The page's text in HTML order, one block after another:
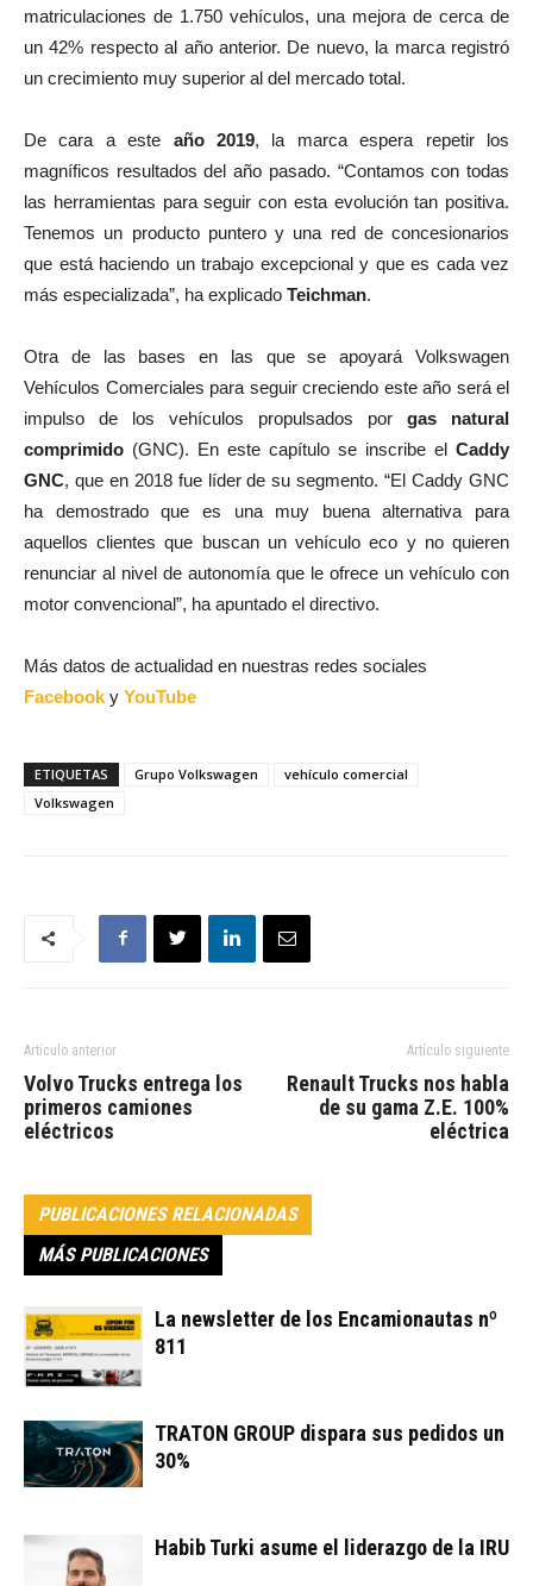
matriculaciones de 1.750 vehículos, una mejora de cerca de
un 42% respecto al año anterior. De nuevo, la marca registró
un crecimiento muy superior al del mercado total.
De cara a este año 2019, la marca espera repetir los
magníficos resultados del año pasado. “Contamos con todas
las herramientas para seguir con esta evolución tan positiva.
Tenemos un producto puntero y una red de concesionarios
que está haciendo un trabajo excepcional y que es cada vez
más especializada”, ha explicado Teichman.
Otra de las bases en las que se apoyará Volkswagen
Vehículos Comerciales para seguir creciendo este año será el
impulso de los vehículos propulsados por gas natural
comprimido (GNC). En este capítulo se inscribe el Caddy
GNC, que en 2018 fue líder de su segmento. “El Caddy GNC
ha demostrado que es una muy buena alternativa para
aquellos clientes que buscan un vehículo eco y no quieren
renunciar al nivel de autonomía que le ofrece un vehículo con
motor convencional”, ha apuntado el directivo.
Más datos de actualidad en nuestras redes sociales
Facebook y YouTube
ETIQUETAS Grupo Volkswagen
vehículo comercial
Volkswagen
Artículo anterior
Volvo Trucks entrega los
primeros camiones
eléctricos
Artículo siguiente
Renault Trucks nos habla
de su gama Z.E. 100%
eléctrica
PUBLICACIONES RELACIONADAS
MÁS PUBLICACIONES
La newsletter de los Encamionautas nº
811
TRATON GROUP dispara sus pedidos un
30%
Habib Turki asume el liderazgo de la IRU